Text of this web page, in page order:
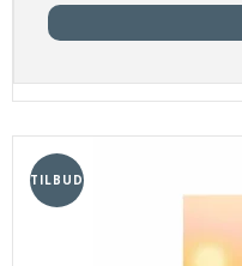
TILBUD